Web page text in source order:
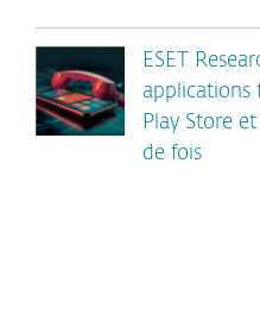
ESET
applications
Play Store
de fois